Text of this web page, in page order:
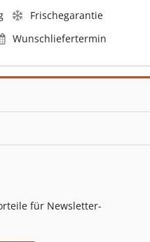
Frischegarantie
Wunschliefertermin
für Newsletter-